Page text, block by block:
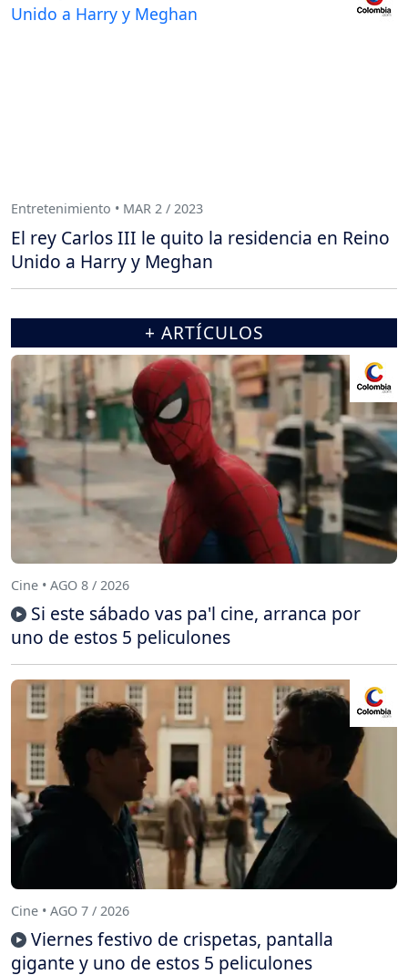
Entretenimiento • MAR 2 / 2023
El rey Carlos III le quito la residencia en Reino
Unido a Harry y Meghan
+ ARTÍCULOS
Cine • AGO 8 / 2026
Si este sábado vas pa'l cine, arranca por
uno de estos 5 peliculones
Cine • AGO 7 / 2026
Viernes festivo de crispetas, pantalla
gigante y uno de estos 5 peliculones